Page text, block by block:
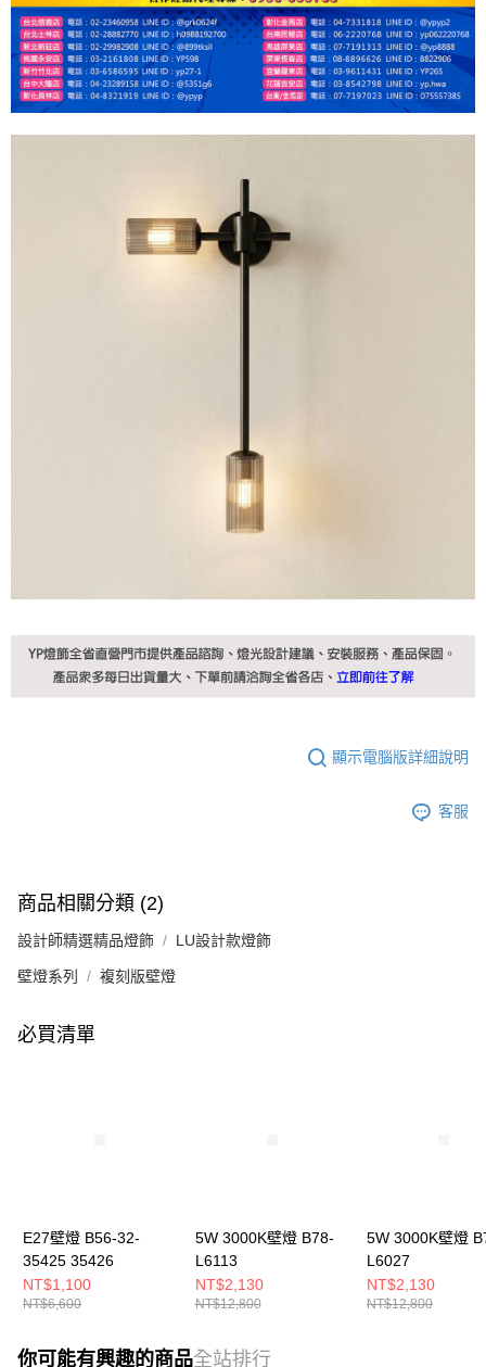
顯示電腦版詳細說明
客服
商品相關分類 (2)
設計師精選精品燈飾 LU設計款燈飾
壁燈系列 複刻版壁燈
必買清單
E27壁燈 B56-32-
35425 35426
NT$1,100
NT$6,600
5W 3000K壁燈 B78-
L6113
NT$2,130
NT$12,800
5W 3000K壁燈
L6027
NT$2,130
NT$12,800
你可能有興趣的商品全站排行